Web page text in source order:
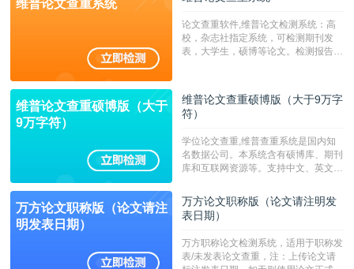
维普论文查重系统
论文查重软件,维普论文检测系统：高
校，杂志社指定系统，可检测期刊发
表，大学生，硕博等论文。检测报告支
维普论文查重硕博版（大于
9万字符）
维普论文查重硕博版（大于9万字
符）
学位论文查重,维普查重系统是国内知
名数据公司。本系统含有硕博库、期刊
库和互联网资源等。支持中文、英文、
定院校！！！
万方论文职称版（论文请注
明发表日期）
万方论文职称版（论文请注明发
表日期）
万方职称论文检测系统，适用于职称发
表/未发表论文查重，注：上传论文请